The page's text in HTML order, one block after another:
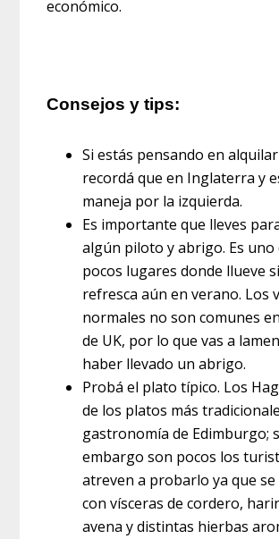
económico.
Consejos y tips:
Si estás pensando en
recordá que en Inglaterra y
maneja por la izquierda.
Es importante que lleves
algún piloto y abrigo. Es uno
pocos lugares donde llueve
refresca aún en verano. Los
normales no son comunes
de UK, por lo que vas a
haber llevado un abrigo.
Probá el plato típico. Los
de los platos más
gastronomía de Edimburgo;
embargo son pocos los
atreven a probarlo ya que
con vísceras de cordero,
avena y distintas hierbas